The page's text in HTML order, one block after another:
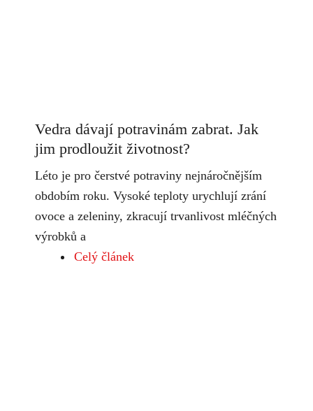
Vedra dávají potravinám zabrat. Jak
jim prodloužit životnost?
Léto je pro čerstvé potraviny nejnáročnějším
obdobím roku. Vysoké teploty urychlují zrání
ovoce a zeleniny, zkracují trvanlivost mléčných
výrobků a
Celý článek